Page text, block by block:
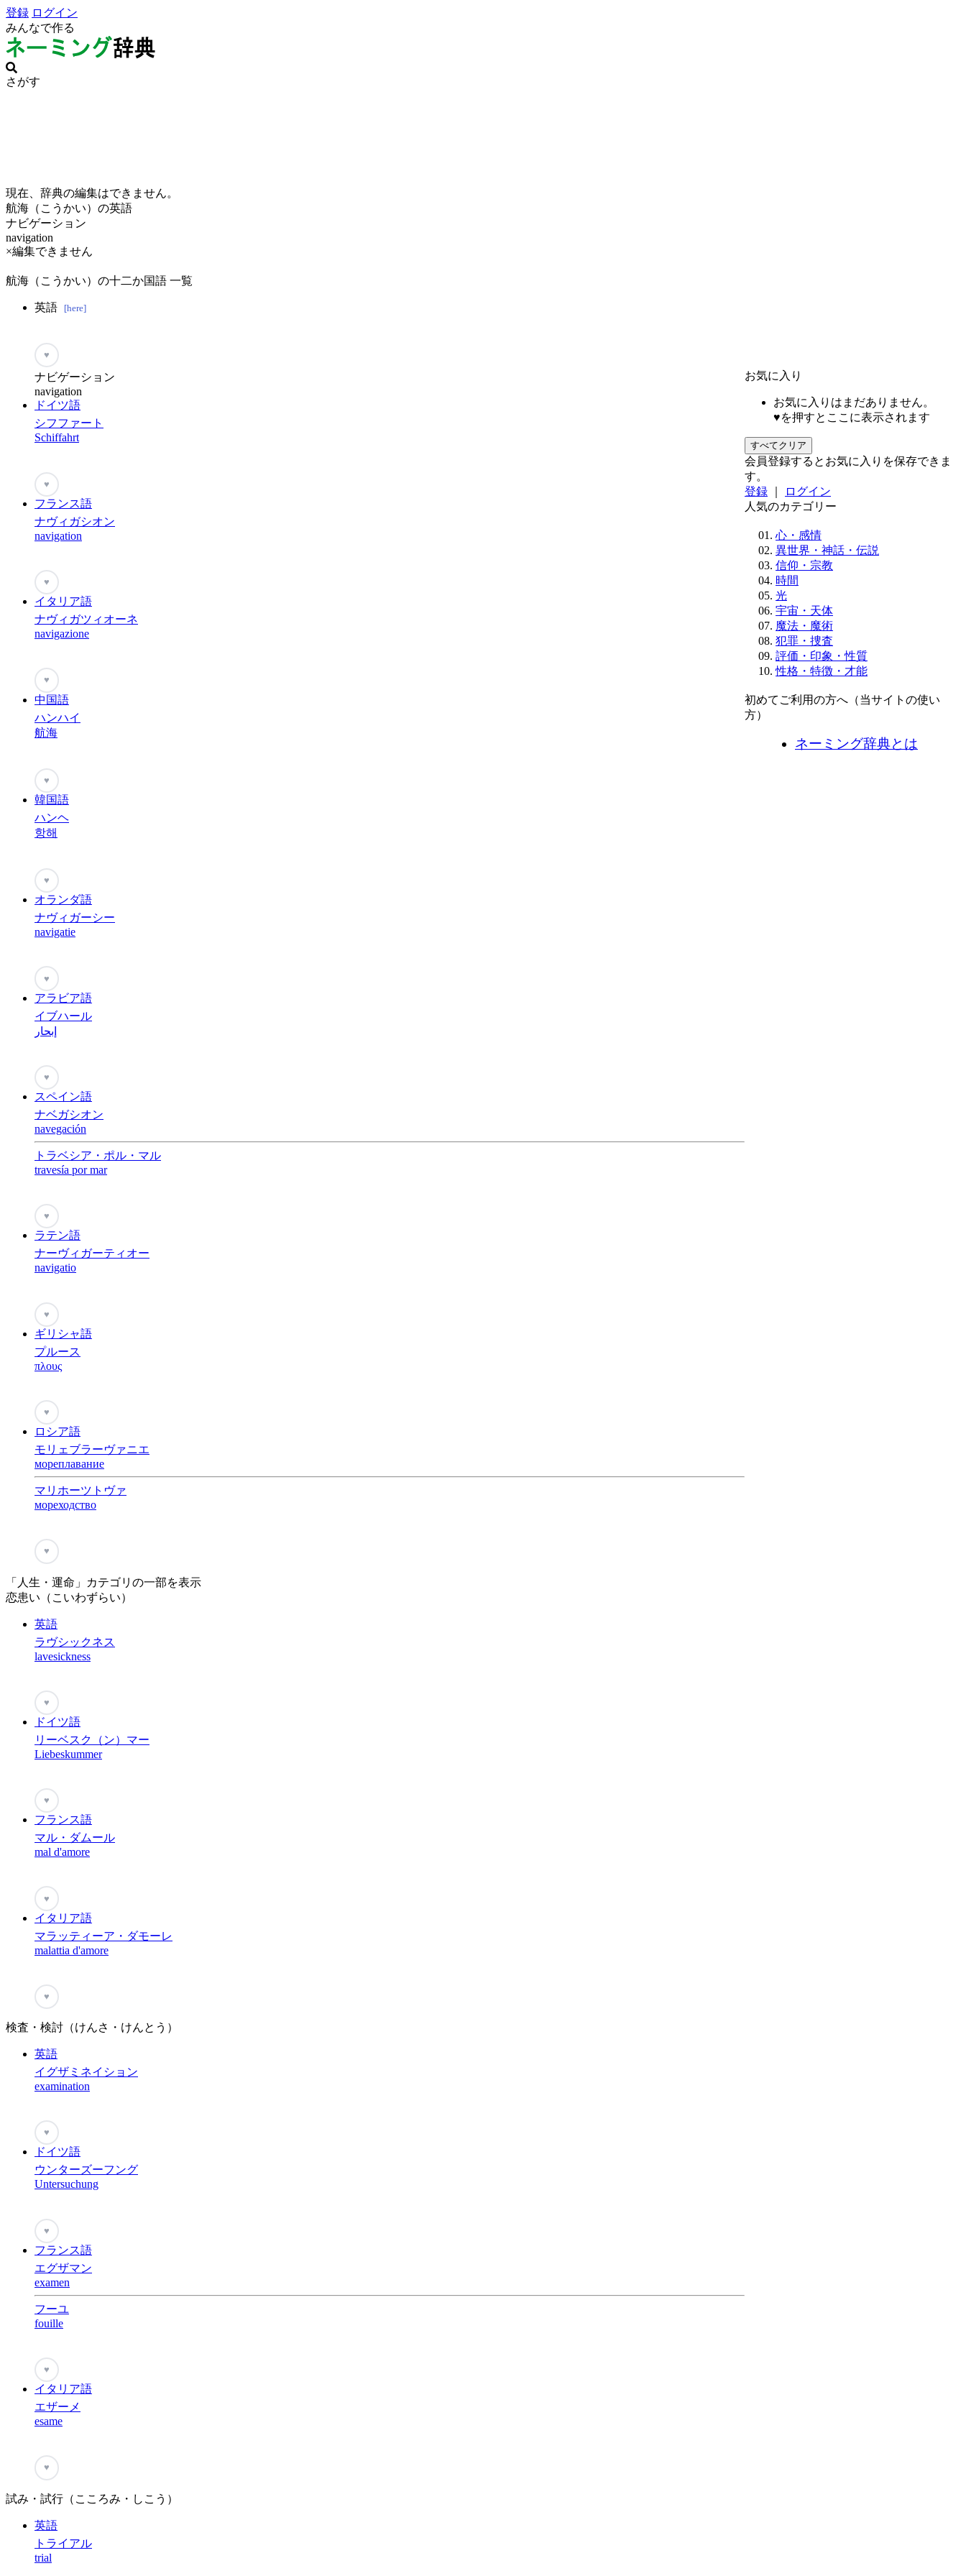
登録 ログイン
みんなで作る
さがす
現在、辞典の編集はできません。
航海（こうかい）の英語
ナビゲーション
navigation
×編集できません
航海（こうかい）の十二か国語 一覧
英語 [here]
♥
ナビゲーション
navigation
ドイツ語
シフファート
Schiffahrt
♥
フランス語
ナヴィガシオン
navigation
♥
イタリア語
ナヴィガツィオーネ
navigazione
♥
中国語
ハンハイ
航海
♥
韓国語
ハンヘ
항해
♥
オランダ語
ナヴィガーシー
navigatie
♥
アラビア語
イブハール
إبحار
♥
スペイン語
ナベガシオン
navegación
トラベシア・ポル・マル
travesía por mar
♥
ラテン語
ナーヴィガーティオー
navigatio
♥
ギリシャ語
プルース
πλους
♥
ロシア語
モリェブラーヴァニエ
мореплавание
マリホーツトヴァ
мореходство
♥
「人生・運命」カテゴリの一部を表示
恋患い（こいわずらい）
英語
ラヴシックネス
lavesickness
♥
ドイツ語
リーベスク（ン）マー
Liebeskummer
♥
フランス語
マル・ダムール
mal d'amore
♥
イタリア語
マラッティーア・ダモーレ
malattia d'amore
♥
検査・検討（けんさ・けんとう）
英語
イグザミネイション
examination
♥
ドイツ語
ウンターズーフング
Untersuchung
♥
フランス語
エグザマン
examen
フーユ
fouille
♥
イタリア語
エザーメ
esame
♥
試み・試行（こころみ・しこう）
英語
トライアル
trial
お気に入り
お気に入りはまだありません。
♥を押すとここに表示されます
すべてクリア
会員登録するとお気に入りを保存できま
す。
登録
ログイン
人気のカテゴリー
心・感情
異世界・神話・伝説
信仰・宗教
時間
光
宇宙・天体
魔法・魔術
犯罪・捜査
評価・印象・性質
性格・特徴・才能
初めてご利用の方へ（当サイトの使い
方）
ネーミング辞典とは